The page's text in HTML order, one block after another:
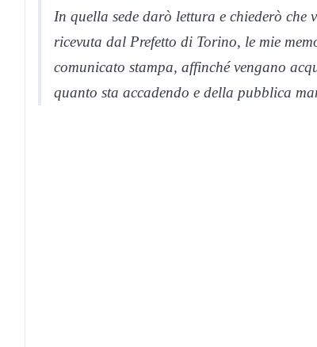
In quella sede darò lettura e chiederò
ricevuta dal Prefetto di Torino, le mie
comunicato stampa, affinché vengano
quanto sta accadendo e della pubblica